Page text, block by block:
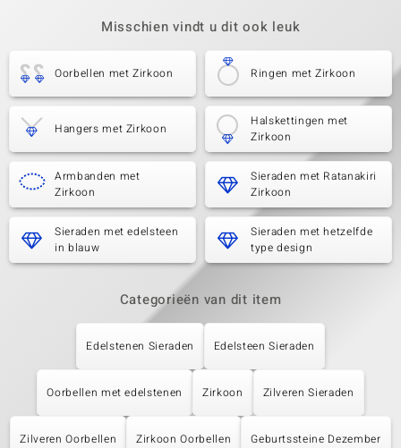
Misschien vindt u dit ook leuk
Oorbellen met Zirkoon Ringen met Zirkoon
Hangers met Zirkoon
Halskettingen met
Zirkoon
Armbanden met
Zirkoon
Sieraden met Ratanakiri
Zirkoon
Sieraden met edelsteen
in blauw
Sieraden met hetzelfde
type design
Categorieën van dit item
Edelstenen Sieraden Edelsteen Sieraden
Oorbellen met edelstenen Zirkoon Zilveren Sieraden
Zilveren Oorbellen Zirkoon Oorbellen Geburtssteine Dezember